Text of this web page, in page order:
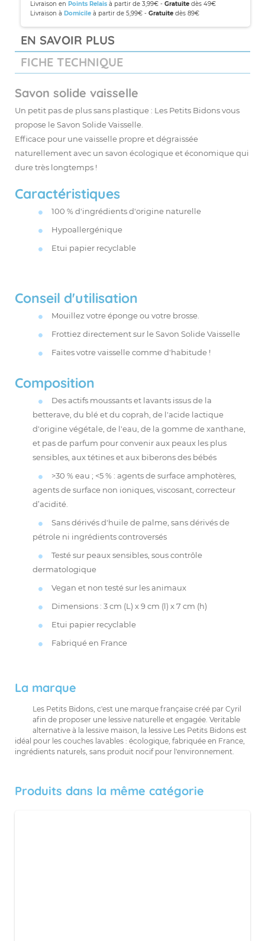
Livraison en Points Relaisà partir de 3,99€ - Gratuitedès 49€
Livraison à Domicileà partir de 5,99€ - Gratuitedès 89€
EN SAVOIR PLUS
FICHE TECHNIQUE
Savon solide vaisselle
Un petit pas de plus sans plastique : Les Petits Bidons vous
propose le Savon Solide Vaisselle.
Efficace pour une vaisselle propre et dégraissée
naturellement avec un savon écologique et économique qui
dure très longtemps !
Caractéristiques
100 % d'ingrédients d'origine naturelle
Hypoallergénique
Etui papier recyclable
Conseil d'utilisation
Mouillez votre éponge ou votre brosse.
Frottiez directement sur le Savon Solide Vaisselle
Faites votre vaisselle comme d'habitude !
Composition
Des actifs moussants et lavants issus de la
betterave, du blé et du coprah, de l'acide lactique
d'origine végétale, de l'eau, de la gomme de xanthane,
et pas de parfum pour convenir aux peaux les plus
sensibles, aux tétines et aux biberons des bébés
>30 % eau ; <5 % : agents de surface amphotères,
agents de surface non ioniques, viscosant, correcteur
d’acidité.
Sans dérivés d'huile de palme, sans dérivés de
pétrole ni ingrédients controversés
Testé sur peaux sensibles, sous contrôle
dermatologique
Vegan et non testé sur les animaux
Dimensions : 3 cm (L) x 9 cm (l) x 7 cm (h)
Etui papier recyclable
Fabriqué en France
La marque
Les Petits Bidons, c'est une marque française créé par Cyril
afin de proposer une lessive naturelle et engagée. Veritable
alternative à la lessive maison, la lessive Les Petits Bidons est
idéal pour les couches lavables : écologique, fabriquée en France,
ingrédients naturels, sans produit nocif pour l'environnement.
Produits dans la même catégorie